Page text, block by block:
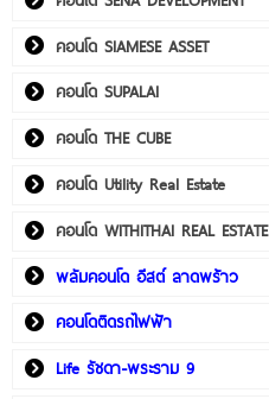
คอนโด SIAMESE ASSET
คอนโด SUPALAI
คอนโด THE CUBE
คอนโด Utility Real Estate
คอนโด WITHITHAI REAL ESTATE
พลัมคอนโด อีสต์ ลาดพร้าว
คอนโดติดรถไฟฟ้า
Life รัชดา-พระราม 9